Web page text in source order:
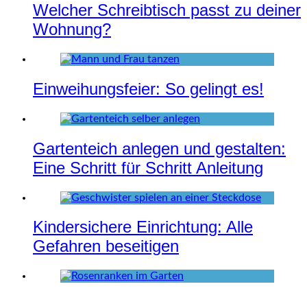
Welcher Schreibtisch passt zu deiner
Wohnung?
Einweihungsfeier: So gelingt es!
Gartenteich anlegen und gestalten:
Eine Schritt für Schritt Anleitung
Kindersichere Einrichtung: Alle
Gefahren beseitigen